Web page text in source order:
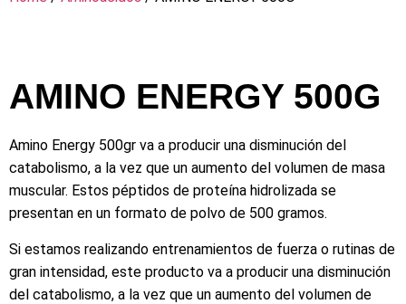
AMINO ENERGY 500G
Amino Energy 500gr va a producir una disminución del
catabolismo, a la vez que un aumento del volumen de masa
muscular. Estos péptidos de proteína hidrolizada se
presentan en un formato de polvo de 500 gramos.
Si estamos realizando entrenamientos de fuerza o rutinas de
gran intensidad, este producto va a producir una disminución
del catabolismo, a la vez que un aumento del volumen de